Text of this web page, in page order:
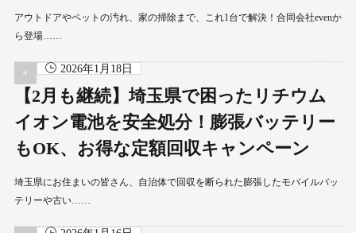
アウトドアやペットの汚れ、家の掃除まで、これ1台で解決！合同会社evenか
ら登場……
2026年1月18日
【2月も継続】埼玉県で困ったリチウム
イオン電池を安全処分！膨張バッテリー
もOK、お得な定額回収キャンペーン
埼玉県にお住まいの皆さん、自治体で回収を断られた膨張したモバイルバッ
テリーや古い……